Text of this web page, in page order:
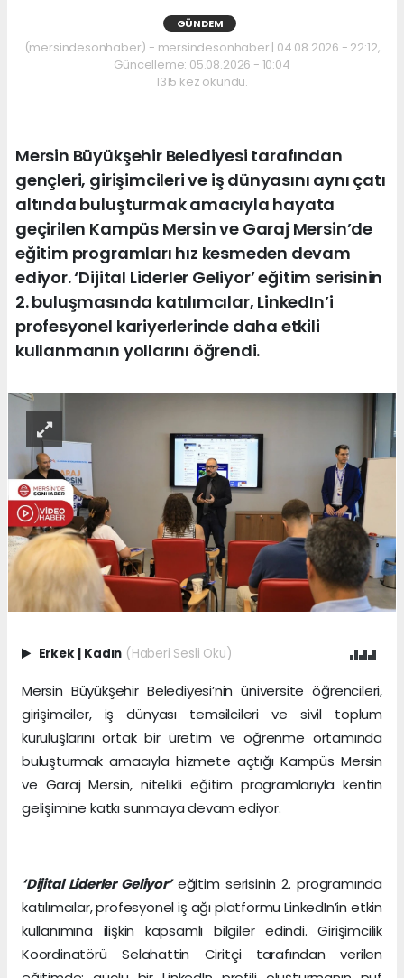
GÜNDEM
(mersindesonhaber) - mersindesonhaber | 04.08.2026 - 22:12,
Güncelleme: 05.08.2026 - 10:04
1315 kez okundu.
Mersin Büyükşehir Belediyesi tarafından
gençleri, girişimcileri ve iş dünyasını aynı çatı
altında buluşturmak amacıyla hayata
geçirilen Kampüs Mersin ve Garaj Mersin’de
eğitim programları hız kesmeden devam
ediyor. ‘Dijital Liderler Geliyor’ eğitim serisinin
2. buluşmasında katılımcılar, LinkedIn’i
profesyonel kariyerlerinde daha etkili
kullanmanın yollarını öğrendi.
Erkek | Kadın (Haberi Sesli Oku)
Mersin Büyükşehir Belediyesi’nin üniversite öğrencileri,
girişimciler, iş dünyası temsilcileri ve sivil toplum
kuruluşlarını ortak bir üretim ve öğrenme ortamında
buluşturmak amacıyla hizmete açtığı Kampüs Mersin
ve Garaj Mersin, nitelikli eğitim programlarıyla kentin
gelişimine katkı sunmaya devam ediyor.
‘Dijital Liderler Geliyor’eğitim serisinin 2. programında
katılımcılar, profesyonel iş ağı platformu LinkedIn’in etkin
kullanımına ilişkin kapsamlı bilgiler edindi. Girişimcilik
Koordinatörü Selahattin Ciritçi tarafından verilen